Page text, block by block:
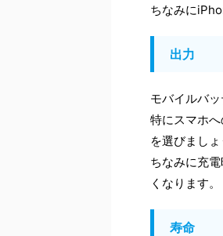
ちなみに
出力
モバイルバ
特にスマホ
を選びましょ
ちなみに充
くなります。
寿命